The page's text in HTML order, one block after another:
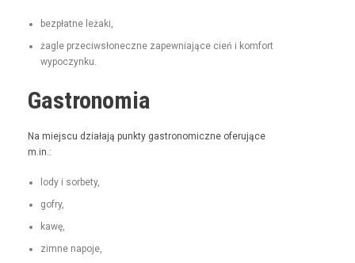
bezpłatne leża­ki,
żagle prze­ci­wsłoneczne zapew­ni­a­jące cień i kom­fort
wypoczynku.
Gastronomia
Na miejs­cu dzi­ała­ją punk­ty gas­tro­nom­iczne ofer­u­jące
m.in.:
lody i sorbety,
gofry,
kawę,
zimne napo­je,